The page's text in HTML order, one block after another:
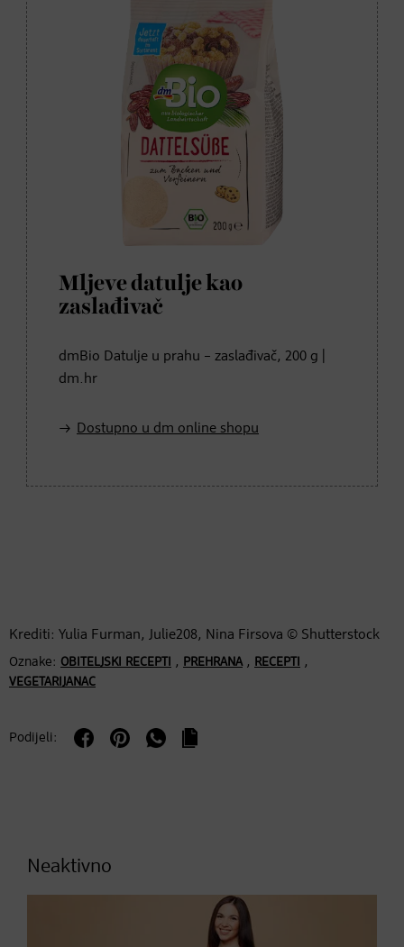
Mljeve datulje kao
zaslađivač
dmBio Datulje u prahu – zaslađivač, 200 g |
dm.hr
Dostupno u dm online shopu
Krediti: Yulia Furman, Julie208, Nina Firsova © Shutterstock
Oznake: OBITELJSKI RECEPTI , PREHRANA, RECEPTI ,
VEGETARIJANAC
Podijeli:
Neaktivno